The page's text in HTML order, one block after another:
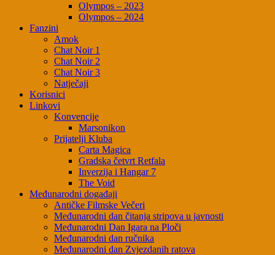
Olympos – 2023
Olympos – 2024
Fanzini
Amok
Chat Noir 1
Chat Noir 2
Chat Noir 3
Natječaji
Korisnici
Linkovi
Konvencije
Marsonikon
Prijatelji Kluba
Carta Magica
Gradska četvrt Retfala
Inverzija i Hangar 7
The Void
Međunarodni događaji
Antičke Filmske Večeri
Međunarodni dan čitanja stripova u javnosti
Međunarodni Dan Igara na Ploči
Međunarodni dan ručnika
Međunarodni dan Zvjezdanih ratova